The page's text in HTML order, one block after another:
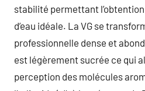
stabilité permettant
d’eau idéale. La VG se
professionnelle dense et
est légèrement sucrée ce qui
perception des molécules